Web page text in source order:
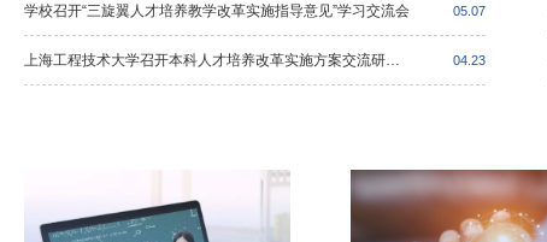
05.07
学校召开“三旋翼人才培养教学改革实施指导意见”学习交流会
04.23
上海工程技术大学召开本科人才培养改革实施方案交流研讨会